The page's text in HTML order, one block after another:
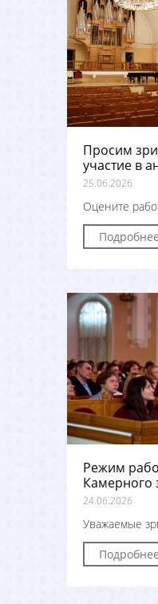
Просим
участие в
25.06.2026
Оцените
Подробнее
Режим
Камерного
24.06.2026
Уважаемые
Подробнее